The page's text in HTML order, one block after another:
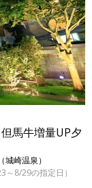
馬牛増量UP夕
崎温泉）
8/29の指定日）